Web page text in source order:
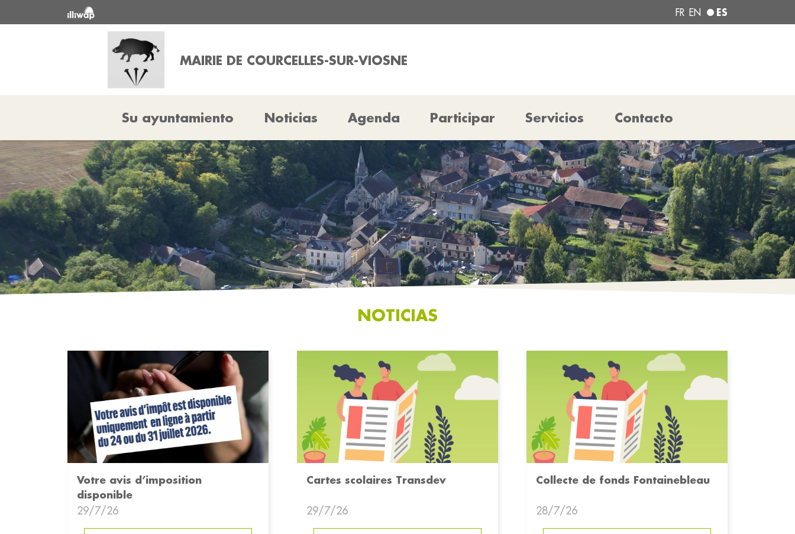
FR EN ES
MAIRIE DE COURCELLES-SUR-VIOSNE
Su ayuntamiento Noticias Agenda Participar Servicios Contacto
NOTICIAS
Votre avis d’imposition
disponible
29/7/26
Cartes scolaires Transdev
29/7/26
Collecte de fonds Fontainebleau
28/7/26